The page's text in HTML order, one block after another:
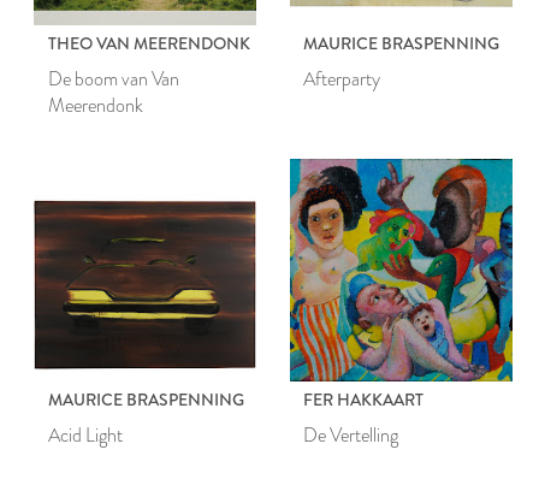
THEO VAN MEERENDONK
De boom van Van
Meerendonk
MAURICE BRASPENNING
Afterparty
MAURICE BRASPENNING
Acid Light
FER HAKKAART
De Vertelling